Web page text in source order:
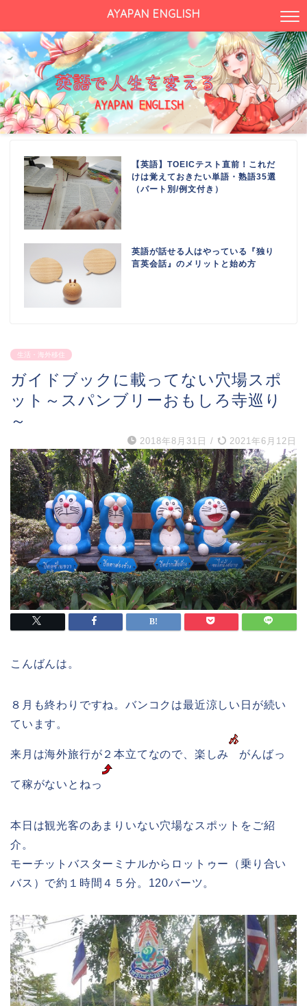
AYAPAN ENGLISH
【英語】TOEICテスト直前！これだ
けは覚えておきたい単語・熟語35選
（パート別/例文付き）
英語が話せる人はやっている『独り
言英会話』のメリットと始め方
生活・海外移住
ガイドブックに載ってない穴場スポ
ット～スパンブリーおもしろ寺巡り
～
2018年8月31日 / 2021年6月12日
こんばんは。
８月も終わりですね。バンコクは最近涼しい日が続い
ています。
来月は海外旅行が２本立てなので、楽しみ がんばっ
て稼がないとねっ
本日は観光客のあまりいない穴場なスポットをご紹
介。
モーチットバスターミナルからロットゥー（乗り合い
バス）で約１時間４５分。120バーツ。